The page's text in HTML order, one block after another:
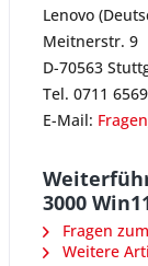
Lenovo
Meitnerstr. 9
D-70563
Tel. 0711
E-Mail:
3000
Fragen
Weitere